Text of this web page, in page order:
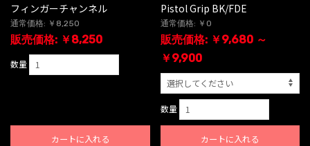
フィンガーチャンネル
通常価格: ￥8,250
販売価格: ￥8,250
数量
カートに入れる
Pistol Grip BK/FDE
通常価格: ￥0
販売価格: ￥9,680 ～
￥9,900
数量
カートに入れる